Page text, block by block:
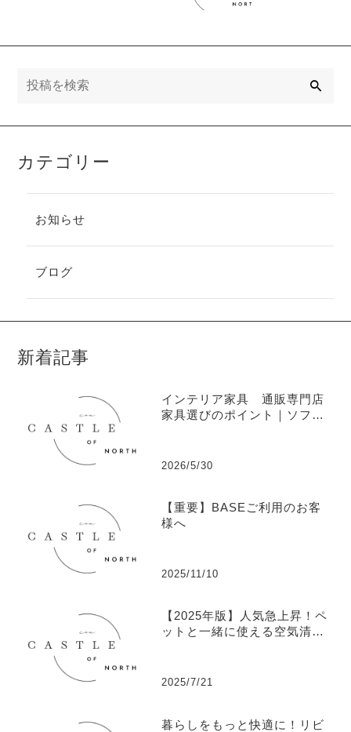
カテゴリー
お知らせ
ブログ
新着記事
インテリア家具 通販専門店
家具選びのポイント｜ソフ
2026/5/30
【重要】BASEご利用のお客
様へ
2025/11/10
【2025年版】人気急上昇！ペ
ットと一緒に使える空気清浄
2025/7/21
暮らしをもっと快適に！リビ